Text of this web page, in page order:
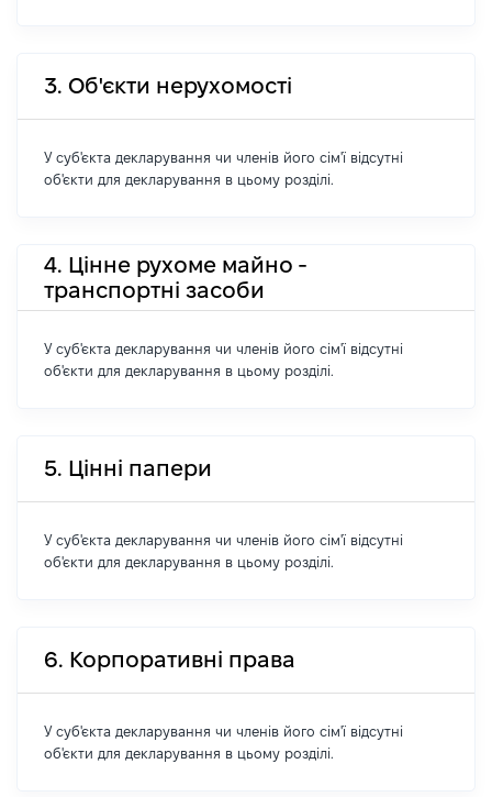
3. Об'єкти нерухомості
У суб'єкта декларування чи членів його сім'ї відсутні
об'єкти для декларування в цьому розділі.
4. Цінне рухоме майно -
транспортні засоби
У суб'єкта декларування чи членів його сім'ї відсутні
об'єкти для декларування в цьому розділі.
5. Цінні папери
У суб'єкта декларування чи членів його сім'ї відсутні
об'єкти для декларування в цьому розділі.
6. Корпоративні права
У суб'єкта декларування чи членів його сім'ї відсутні
об'єкти для декларування в цьому розділі.